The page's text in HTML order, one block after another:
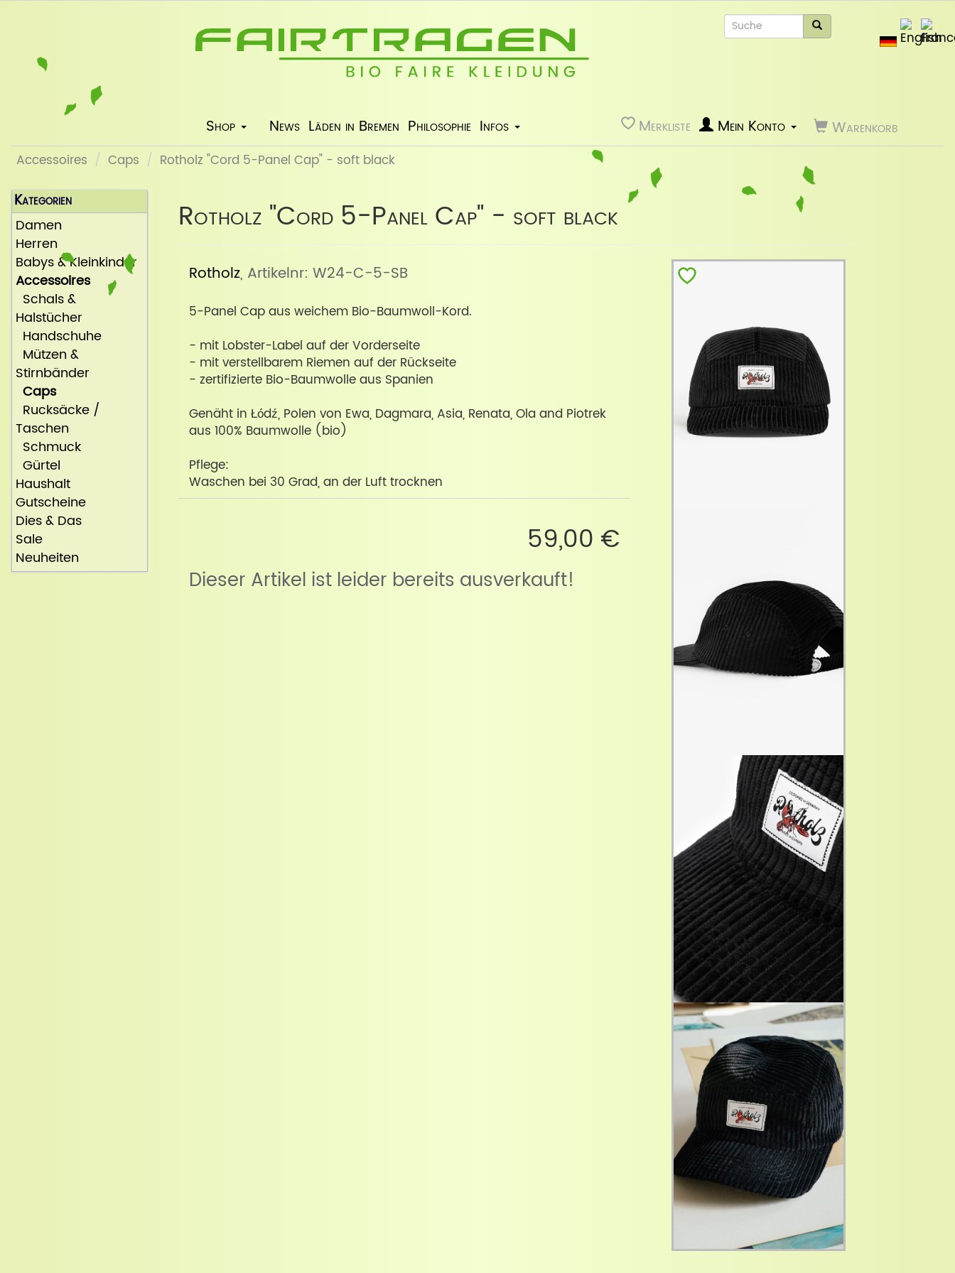
Shop News Läden in Bremen Philosophie Infos Merkliste Warenkorb
Mein Konto
Accessoires Caps Rotholz "Cord 5-Panel Cap" - soft black
Rotholz "Cord 5-Panel Cap" - soft black
Rotholz, Artikelnr: W24-C-5-SB
5-Panel Cap aus weichem Bio-Baumwoll-Kord.
- mit Lobster-Label auf der Vorderseite
- mit verstellbarem Riemen auf der Rückseite
- zertifizierte Bio-Baumwolle aus Spanien
Genäht in Łódź, Polen von Ewa, Dagmara, Asia, Renata, Ola and Piotrek
aus 100% Baumwolle (bio)
Pflege:
Waschen bei 30 Grad, an der Luft trocknen
59,00 €
Dieser Artikel ist leider bereits ausverkauft!
Kategorien
Damen
Herren
Babys & Kleinkinder
Accessoires
Schals &
Halstücher
Handschuhe
Mützen &
Stirnbänder
Caps
Rucksäcke /
Taschen
Schmuck
Gürtel
Haushalt
Gutscheine
Dies & Das
Sale
Neuheiten